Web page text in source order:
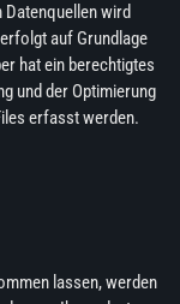
Datenquellen wird
auf Grundlage
hat ein berechtigtes
und der Optimierung
erfasst werden.
lassen, werden